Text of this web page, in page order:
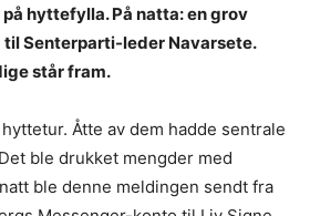
hyttefylla. På natta: en grov
Senterparti-leder Navarsete.
står fram.
Åtte av dem hadde sentrale
ble drukket mengder med
ble denne meldingen sendt fra